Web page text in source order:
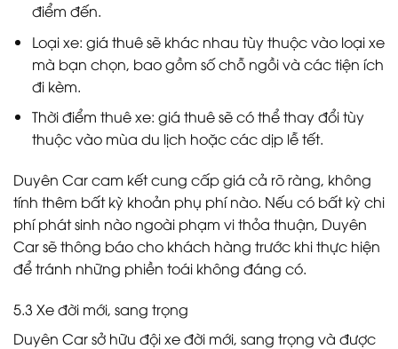
điểm đến.
Loại xe: giá thuê sẽ khác nhau tùy thuộc vào loại xe
mà bạn chọn, bao gồm số chỗ ngồi và các tiện ích
đi kèm.
Thời điểm thuê xe: giá thuê sẽ có thể thay đổi tùy
thuộc vào mùa du lịch hoặc các dịp lễ tết.
Duyên Car cam kết cung cấp giá cả rõ ràng, không
tính thêm bất kỳ khoản phụ phí nào. Nếu có bất kỳ chi
phí phát sinh nào ngoài phạm vi thỏa thuận, Duyên
Car sẽ thông báo cho khách hàng trước khi thực hiện
để tránh những phiền toái không đáng có.
5.3 Xe đời mới, sang trọng
Duyên Car sở hữu đội xe đời mới, sang trọng và được